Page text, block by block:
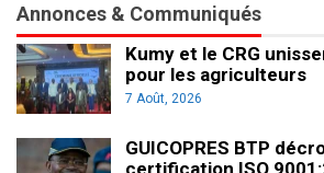
Annonces & Communiqués
Kumy et le CRG
pour les agriculteurs
7 Août, 2026
GUICOPRES BTP